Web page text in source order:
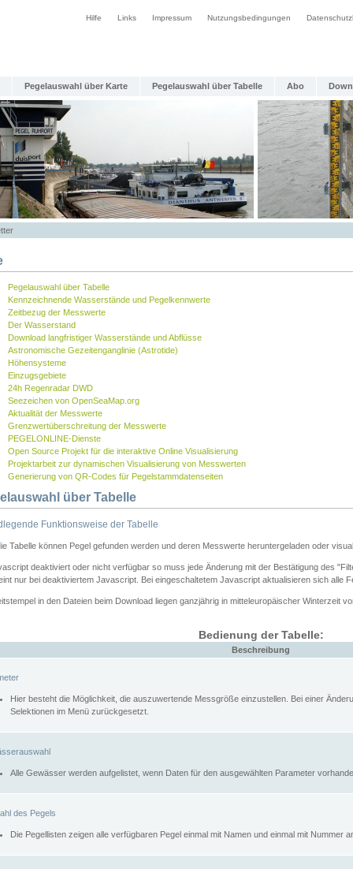
Hilfe Links Impressum Nutzungsbedingungen
Pegelauswahl über Karte Pegelauswahl über Tabelle Abo
Pegelauswahl über Tabelle
Kennzeichnende Wasserstände und Pegelkennwerte
Zeitbezug der Messwerte
Der Wasserstand
Download langfristiger Wasserstände und Abflüsse
Astronomische Gezeitenganglinie (Astrotide)
Höhensysteme
Einzugsgebiete
24h Regenradar DWD
Seezeichen von OpenSeaMap.org
Aktualität der Messwerte
Grenzwertüberschreitung der Messwerte
PEGELONLINE-Dienste
Open Source Projekt für die interaktive Online Visualisierung
Projektarbeit zur dynamischen Visualisierung von Messwerten
Generierung von QR-Codes für Pegelstammdatenseiten
über Tabelle
Funktionsweise der Tabelle
Tabelle können Pegel gefunden werden und deren Messwerte heruntergeladen oder
deaktiviert oder nicht verfügbar so muss jede Änderung mit der Bestätigung des
nur bei deaktiviertem Javascript. Bei eingeschaltetem Javascript aktualisieren sich alle
in den Dateien beim Download liegen ganzjährig in mitteleuropäischer Winterzeit
Bedienung der Tabelle:
Beschreibung
Hier besteht die Möglichkeit, die auszuwertende Messgröße einzustellen. Bei einer
Selektionen im Menü zurückgesetzt.
Alle Gewässer werden aufgelistet, wenn Daten für den ausgewählten Parameter
des Pegels
Die Pegellisten zeigen alle verfügbaren Pegel einmal mit Namen und einmal mit Nummer